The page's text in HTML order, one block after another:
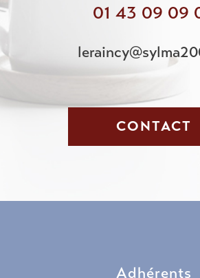
01 43 09 09
CONTACT
Adhérents